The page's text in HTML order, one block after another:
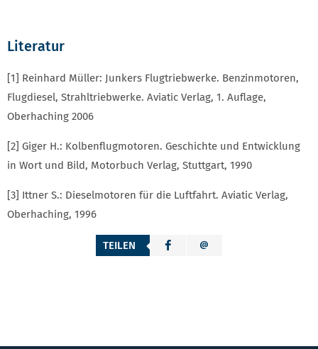
Literatur
[1] Reinhard Müller: Junkers Flugtriebwerke. Benzinmotoren,
Flugdiesel, Strahltriebwerke. Aviatic Verlag, 1. Auflage,
Oberhaching 2006
[2] Giger H.: Kolbenflugmotoren. Geschichte und Entwicklung
in Wort und Bild, Motorbuch Verlag, Stuttgart, 1990
[3] Ittner S.: Dieselmotoren für die Luftfahrt. Aviatic Verlag,
Oberhaching, 1996
TEILEN